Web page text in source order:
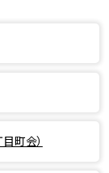
町会）